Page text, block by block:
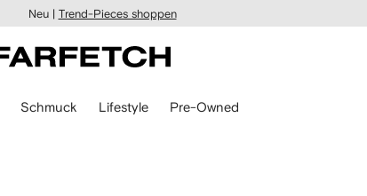
Neu | Trend-Pieces shoppen
Schmuck Lifestyle Pre-Owned